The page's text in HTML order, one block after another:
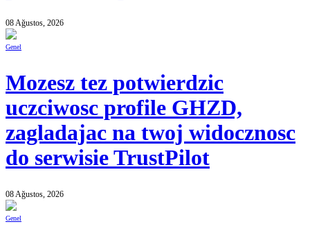
08 Ağustos, 2026
Genel
Mozesz tez potwierdzic
uczciwosc profile GHZD,
zagladajac na twoj widocznosc
do serwisie TrustPilot
08 Ağustos, 2026
Genel